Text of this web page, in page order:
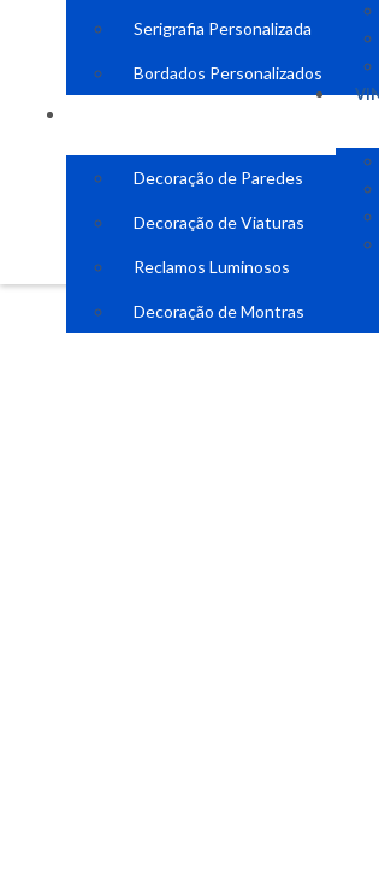
Serigrafia Personalizada
Bordados Personalizados
Decoração de Paredes
Decoração de Viaturas
Reclamos Luminosos
Decoração de Montras